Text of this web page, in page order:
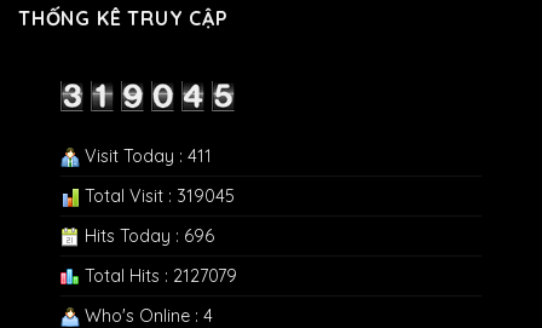
THỐNG KÊ TRUY CẬP
Visit Today : 411
Total Visit : 319045
Hits Today : 696
Total Hits : 2127079
Who's Online : 4